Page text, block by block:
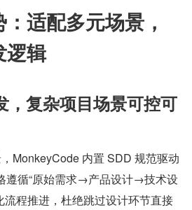
适配多元场景，
逻辑
，复杂项目场景可控可
MonkeyCode 内置 SDD 规范驱动
遵循“原始需求→产品设计→技术设
程推进，杜绝跳过设计环节直接